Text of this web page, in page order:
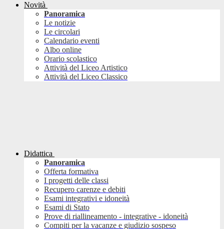
Novità
Panoramica
Le notizie
Le circolari
Calendario eventi
Albo online
Orario scolastico
Attività del Liceo Artistico
Attività del Liceo Classico
Didattica
Panoramica
Offerta formativa
I progetti delle classi
Recupero carenze e debiti
Esami integrativi e idoneità
Esami di Stato
Prove di riallineamento - integrative - idoneità
Compiti per la vacanze e giudizio sospeso